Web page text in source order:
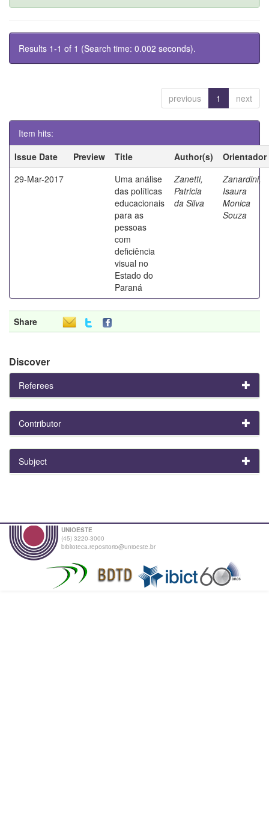
Results 1-1 of 1 (Search time: 0.002 seconds).
previous 1 next
Item hits:
Issue Date
Preview Title Author(s)
Orientador
29-Mar-2017
Uma análise
das políticas
educacionais
para as
pessoas
com
deficiência
visual no
Estado do
Paraná
Zanetti,
Patricia
da Silva
Zanardini,
Isaura
Monica
Souza
Share
Discover
Referees
Contributor
Subject
UNIOESTE
(45) 3220-3000
biblioteca.repositorio@unioeste.br